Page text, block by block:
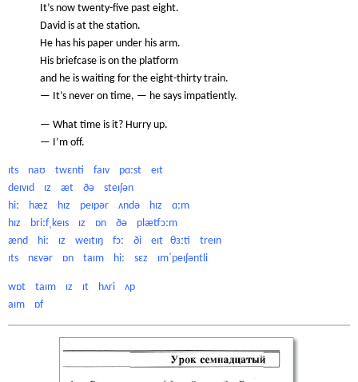
It’s now twenty-five past eight.
David is at the station.
He has his paper under his arm.
His briefcase is on the platform
and he is waiting for the eight-thirty train.
— It’s never on time, — he says impatiently.
— What time is it? Hurry up.
— I’m off.
ɪts naʊ twɛnti faɪv pɑːst eɪt
deɪvɪd ɪz æt ðə steɪʃən
hiː hæz hɪz peɪpər ʌndə hɪz ɑːm
hɪz briːfˌkeɪs ɪz ɒn ðə plætfɔːm
ænd hiː ɪz weɪtɪŋ fɔː ði eɪt θɜːti treɪn
ɪts nɛvər ɒn taɪm hiː sɛz ɪmˈpeɪʃəntli
wɒt taɪm ɪz ɪt hʌri ʌp
aɪm ɒf